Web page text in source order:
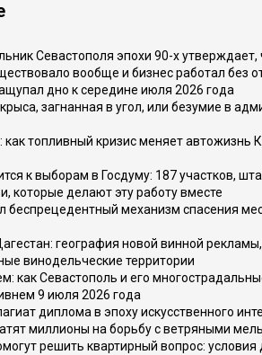
Севастополя эпохи 90-х утверждает,
вообще и бизнес работал без
дно к середине июля 2026 года
загнанная в угол, или безумие в
как топливный кризис меняет автожизнь
к выборам в Госдуму: 187 участков,
которые делают эту работу вместе
беспрецедентный механизм спасения
география новой винной
винодельческие территории
как Севастополь и его
9 июля 2026 года
диплома в эпоху искусственного
миллионы на борьбу с ветряными
решить квартирный вопрос: условия